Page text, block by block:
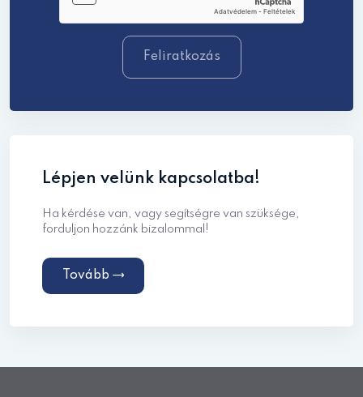
Feliratkozás
Lépjen velünk kapcsolatba!
Ha kérdése van, vagy segítségre van szüksége,
forduljon hozzánk bizalommal!
Tovább